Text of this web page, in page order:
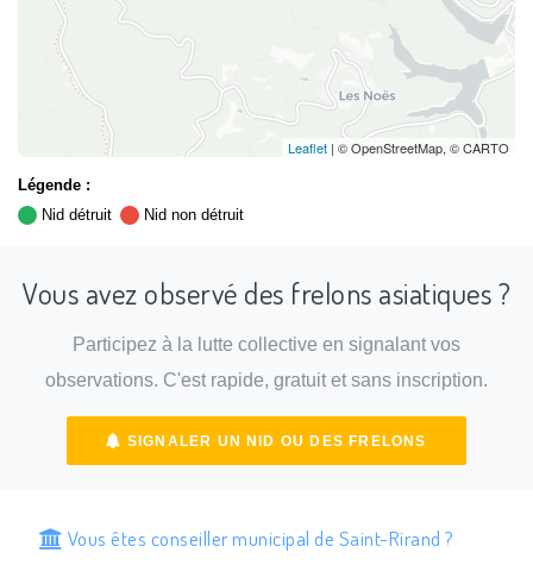
Leaflet | © OpenStreetMap, © CARTO
Légende :
Nid détruit
Nid non détruit
Vous avez observé des frelons asiatiques ?
Participez à la lutte collective en signalant vos
observations. C'est rapide, gratuit et sans inscription.
SIGNALER UN NID OU DES FRELONS
Vous êtes conseiller municipal de Saint-Rirand ?